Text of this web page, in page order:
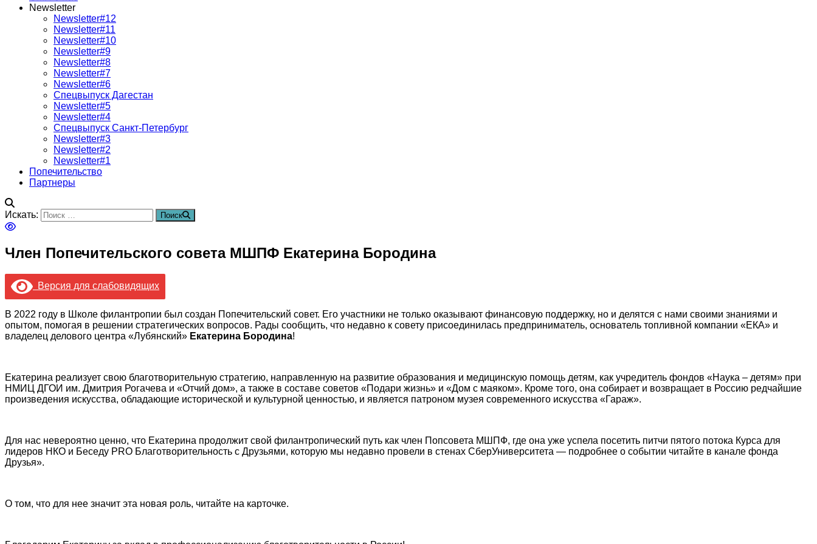
Newsletter
Newsletter#12
Newsletter#11
Newsletter#10
Newsletter#9
Newsletter#8
Newsletter#7
Newsletter#6
Спецвыпуск Дагестан
Newsletter#5
Newsletter#4
Спецвыпуск Санкт-Петербург
Newsletter#3
Newsletter#2
Newsletter#1
Попечительство
Партнеры
Искать: Поиск
Член Попечительского совета МШПФ Екатерина Бородина
Версия для слабовидящих
В 2022 году в Школе филантропии был создан Попечительский совет. Его участники не только оказывают финансовую поддержку, но и делятся с нами своими знаниями и
опытом, помогая в решении стратегических вопросов. Рады сообщить, что недавно к совету присоединилась предприниматель, основатель топливной компании «ЕКА» и
владелец делового центра «Лубянский» Екатерина Бородина!
Екатерина реализует свою благотворительную стратегию, направленную на развитие образования и медицинскую помощь детям, как учредитель фондов «Наука – детям» при
НМИЦ ДГОИ им. Дмитрия Рогачева и «Отчий дом», а также в составе советов «Подари жизнь» и «Дом с маяком». Кроме того, она собирает и возвращает в Россию редчайшие
произведения искусства, обладающие исторической и культурной ценностью, и является патроном музея современного искусства «Гараж».
Для нас невероятно ценно, что Екатерина продолжит свой филантропический путь как член Попсовета МШПФ, где она уже успела посетить питчи пятого потока Курса для
лидеров НКО и Беседу PRO Благотворительность с Друзьями, которую мы недавно провели в стенах СберУниверситета — подробнее о событии читайте в канале фонда
Друзья».
О том, что для нее значит эта новая роль, читайте на карточке.